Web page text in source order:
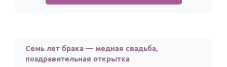
Семь лет брака — медная свадьба,
поздравительная открытка